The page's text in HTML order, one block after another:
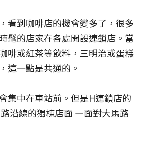
看到咖啡店的機會變多了，很多
髦的店家在各處開設連鎖店。當
啡或紅茶等飲料，三明治或蛋糕
這一點是共通的。
集中在車站前。但是H連鎖店的
沿線的獨棟店面 —面對大馬路